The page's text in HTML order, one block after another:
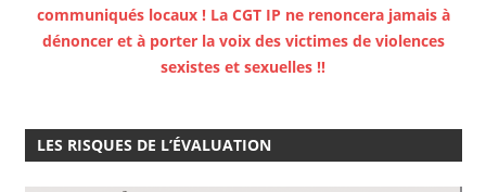
communiqués locaux ! La CGT IP ne renoncera jamais à
dénoncer et à porter la voix des victimes de violences
sexistes et sexuelles !!
LES RISQUES DE L’ÉVALUATION